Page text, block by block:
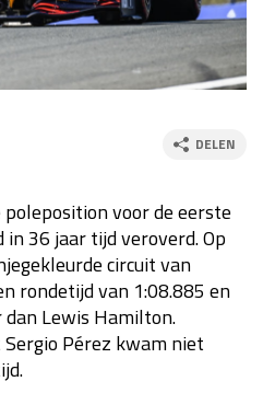
za 13:00 - 15:00
za 23:00 - 00:00
zo 21:00 - 23:00
za 19:00 - 20:00
zo 18:00 - 20:00
DELEN
voor de eerste
36 jaar tijd veroverd. Op
circuit van
rondetijd van 1:08.885 en
Lewis Hamilton.
Pérez kwam niet